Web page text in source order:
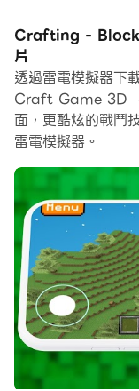
在電腦上運行
以在大螢幕上清晰
用觸摸屏鍵盤要快
問題。
通過多開和同步功
式和帳戶。
而文件互傳功能讓
下載Crafting -
行。享受PC端的
🏰 逐塊建造：
Master》中，一點
奮的手工遊戲使
實！
Crafting - Block
片
透過雷電模擬器
Craft Game 3D
面，更酷炫的戰鬥
雷電模擬器。